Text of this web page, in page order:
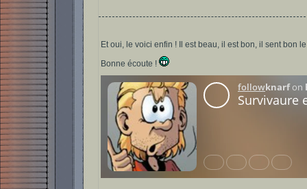
Et oui, le voici enfin ! Il est beau, il est bon, il sent bon
Bonne écoute !